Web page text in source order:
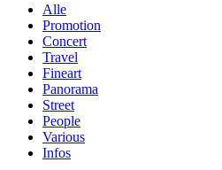
Alle
Promotion
Concert
Travel
Fineart
Panorama
Street
People
Various
Infos